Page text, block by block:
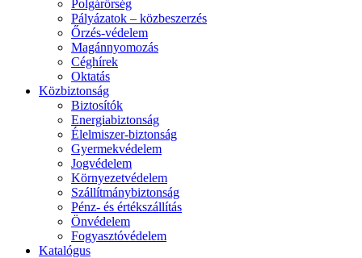
Polgárőrség
Pályázatok – közbeszerzés
Őrzés-védelem
Magánnyomozás
Céghírek
Oktatás
Közbiztonság
Biztosítók
Energiabiztonság
Élelmiszer-biztonság
Gyermekvédelem
Jogvédelem
Környezetvédelem
Szállítmánybiztonság
Pénz- és értékszállítás
Önvédelem
Fogyasztóvédelem
Katalógus